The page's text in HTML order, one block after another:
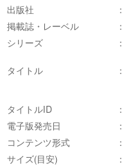
出版社
掲載誌・レーベル
シリーズ
タイトル
タイトルID
電子版発売日
コンテンツ形式
サイズ(目安)